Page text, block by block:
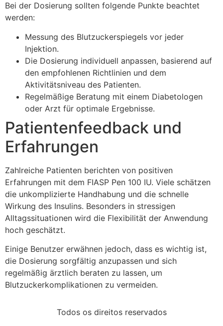
Bei der Dosierung sollten folgende Punkte beachtet
werden:
Messung des Blutzuckerspiegels vor jeder
Injektion.
Die Dosierung individuell anpassen, basierend auf
den empfohlenen Richtlinien und dem
Aktivitätsniveau des Patienten.
Regelmäßige Beratung mit einem Diabetologen
oder Arzt für optimale Ergebnisse.
Patientenfeedback und
Erfahrungen
Zahlreiche Patienten berichten von positiven
Erfahrungen mit dem FIASP Pen 100 IU. Viele schätzen
die unkomplizierte Handhabung und die schnelle
Wirkung des Insulins. Besonders in stressigen
Alltagssituationen wird die Flexibilität der Anwendung
hoch geschätzt.
Einige Benutzer erwähnen jedoch, dass es wichtig ist,
die Dosierung sorgfältig anzupassen und sich
regelmäßig ärztlich beraten zu lassen, um
Blutzuckerkomplikationen zu vermeiden.
Todos os direitos reservados